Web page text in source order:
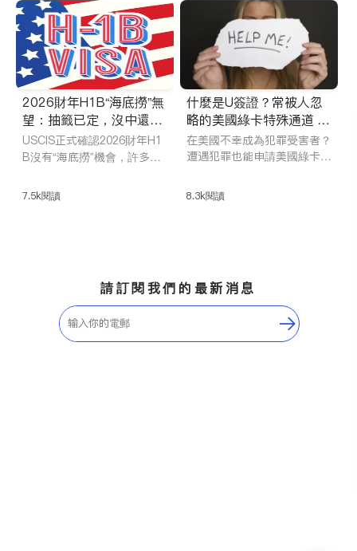
真實風險場景，結合SB-1返
回居民簽證的補救路徑，幫助
你穩妥守住美國身份，避免因
疏忽導致入境受阻或綠卡作
廢。
2026財年H1B“海底撈”無
望：抽籤已定，沒中還有
這些留美辦法
USCIS正式確認2026財年H1
B沒有“海底撈”機會，許多留
未中籤不等於留美無望，還有
就讀Day1-CPT項目、轉O-
7.5k閱讀
什麼是U簽證？常被人忽
略的美國綠卡特殊通道 申
請條件與流程詳解
在美國不幸成為犯罪受害者？
遭遇犯罪也能申請美國綠卡？
與綠卡路徑，本文詳解申請條
件、有效期與轉綠卡流程。
8.3k閱讀
請訂閱我們的最新消息